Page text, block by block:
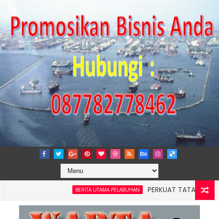
BERITA UTAMA PELABUHAN
PERKUAT TATA KELOLA
4: Pelindo Jasa Maritim Dengar Keluhan dan Kebutuhan